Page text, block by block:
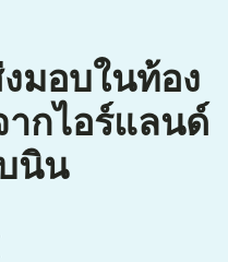
มอบในท้อง
ากไอร์แลนด์
บนิน